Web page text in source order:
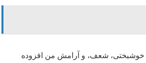
خوشبختی، شعف، و آرامش من افزوده